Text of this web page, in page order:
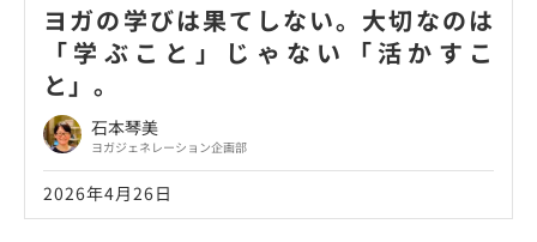
ヨガの学びは果てしない。大切なのは
「学ぶこと」じゃない「活かすこ
と」。
石本琴美
ヨガジェネレーション企画部
2026年4月26日